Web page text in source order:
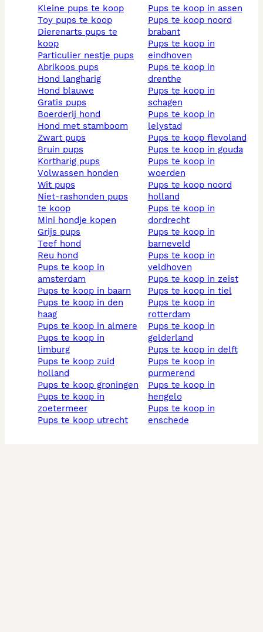
kleine pups te koop
toy pups te koop
dierenarts pups te
koop
particulier nestje pups
abrikoos pups
hond langharig
hond blauwe
gratis pups
boerderij hond
hond met stamboom
zwart pups
bruin pups
kortharig pups
volwassen honden
wit pups
niet-rashonden pups
te koop
mini hondje kopen
grijs pups
teef hond
reu hond
pups te koop in
amsterdam
pups te koop in baarn
pups te koop in den
haag
pups te koop in almere
pups te koop in
limburg
pups te koop zuid
holland
pups te koop groningen
pups te koop in
zoetermeer
pups te koop utrecht
pups te koop in assen
pups te koop noord
brabant
pups te koop in
eindhoven
pups te koop in
drenthe
pups te koop in
schagen
pups te koop in
lelystad
pups te koop flevoland
pups te koop in gouda
pups te koop in
woerden
pups te koop noord
holland
pups te koop in
dordrecht
pups te koop in
barneveld
pups te koop in
veldhoven
pups te koop in zeist
pups te koop in tiel
pups te koop in
rotterdam
pups te koop in
gelderland
pups te koop in delft
pups te koop in
purmerend
pups te koop in
hengelo
pups te koop in
enschede